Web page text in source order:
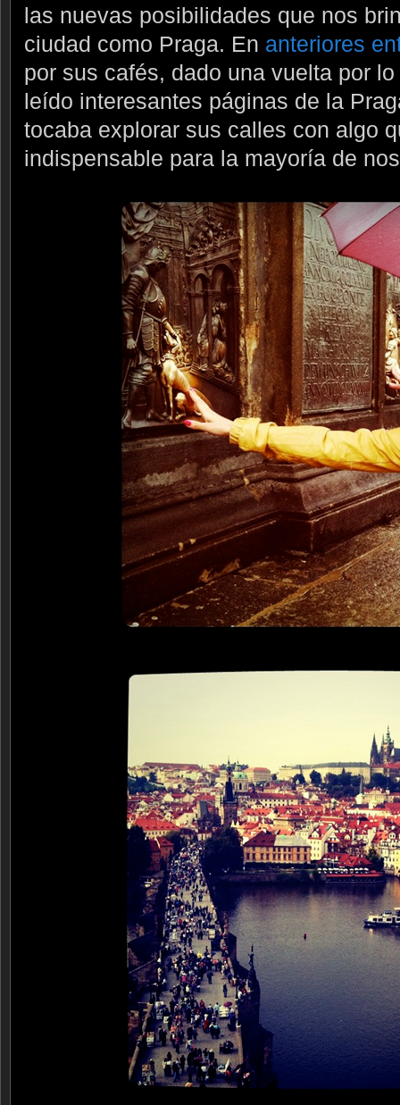
las nuevas posibilidades que nos
ciudad como Praga. En anteriores
por sus cafés, dado una vuelta por
leído interesantes páginas de la
tocaba explorar sus calles con algo
indispensable para la mayoría de